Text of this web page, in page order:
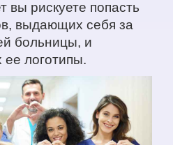
вы рискуете попасть
выдающих себя за
больницы, и
логотипы.